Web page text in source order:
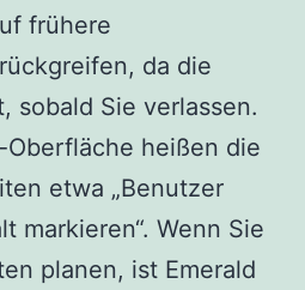
frühere
da die
sobald Sie verlassen.
heißen die
etwa „Benutzer
markieren“. Wenn Sie
planen, ist Emerald